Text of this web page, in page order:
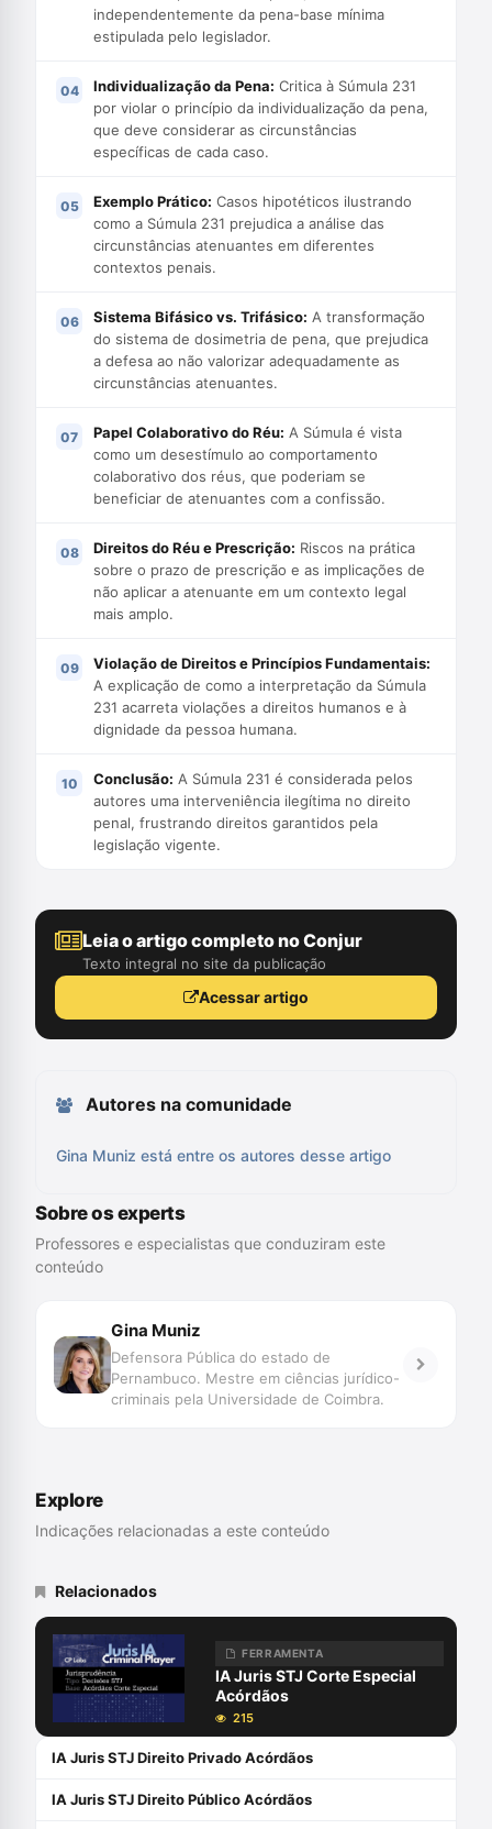
independentemente da pena-base mínima
estipulada pelo legislador.
Individualização da Pena: Critica à Súmula 231
por violar o princípio da individualização da pena,
que deve considerar as circunstâncias
específicas de cada caso.
Exemplo Prático: Casos hipotéticos ilustrando
como a Súmula 231 prejudica a análise das
circunstâncias atenuantes em diferentes
contextos penais.
Sistema Bifásico vs. Trifásico: A transformação
do sistema de dosimetria de pena, que prejudica
a defesa ao não valorizar adequadamente as
circunstâncias atenuantes.
Papel Colaborativo do Réu: A Súmula é vista
como um desestímulo ao comportamento
colaborativo dos réus, que poderiam se
beneficiar de atenuantes com a confissão.
Direitos do Réu e Prescrição: Riscos na prática
sobre o prazo de prescrição e as implicações de
não aplicar a atenuante em um contexto legal
mais amplo.
Violação de Direitos e Princípios Fundamentais:
A explicação de como a interpretação da Súmula
231 acarreta violações a direitos humanos e à
dignidade da pessoa humana.
Conclusão: A Súmula 231 é considerada pelos
autores uma interveniência ilegítima no direito
penal, frustrando direitos garantidos pela
legislação vigente.
Leia o artigo completo no Conjur
Texto integral no site da publicação
Acessar artigo
Autores na comunidade
Gina Muniz está entre os autores desse artigo
Sobre os experts
Professores e especialistas que conduziram este
conteúdo
Gina Muniz
Defensora Pública do estado de
Pernambuco. Mestre em ciências jurídico-
criminais pela Universidade de Coimbra.
Explore
Indicações relacionadas a este conteúdo
Relacionados
FERRAMENTA
IA Juris STJ Corte Especial
Acórdãos
215
IA Juris STJ Direito Privado Acórdãos
IA Juris STJ Direito Público Acórdãos